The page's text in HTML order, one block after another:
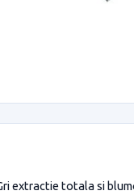
extractie totala si